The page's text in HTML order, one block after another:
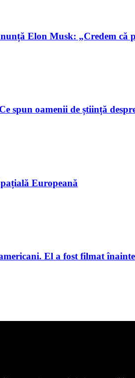
Elon Musk: „Credem că
spun oamenii de știință
Europeană
El a fost filmat